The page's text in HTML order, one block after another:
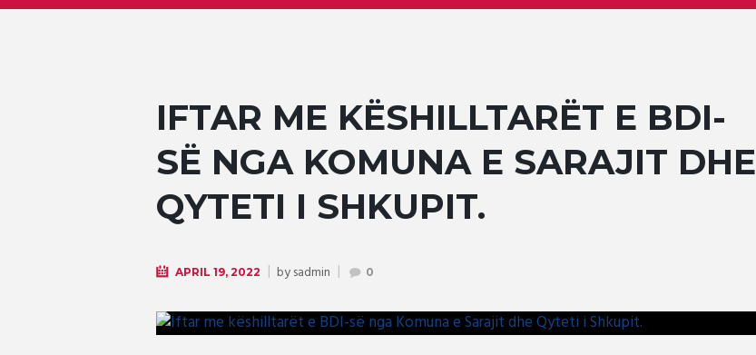
IFTAR ME KËSHILLTARËT E BDI-
SË NGA KOMUNA E SARAJIT DHE
QYTETI I SHKUPIT.
APRIL 19, 2022 bysadmin 0